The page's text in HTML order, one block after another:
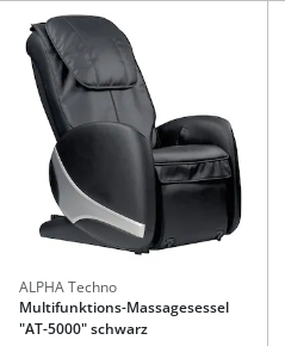
ALPHA Techno
Multifunktions-Massagesessel
"AT-5000" schwarz